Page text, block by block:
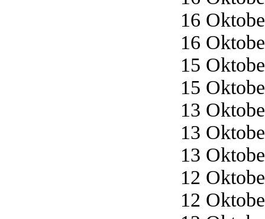
16
16
15
15
13
13
13
12
12